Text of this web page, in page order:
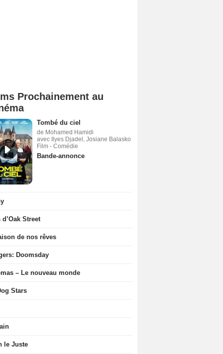
Prochainement au
Tombé du ciel
de Mohamed Hamidi
avec Ilyes Djadel, Josiane Balasko
Film - Comédie
Bande-annonce
d’Oak Street
de nos rêves
Doomsday
– Le nouveau monde
Stars
le Juste